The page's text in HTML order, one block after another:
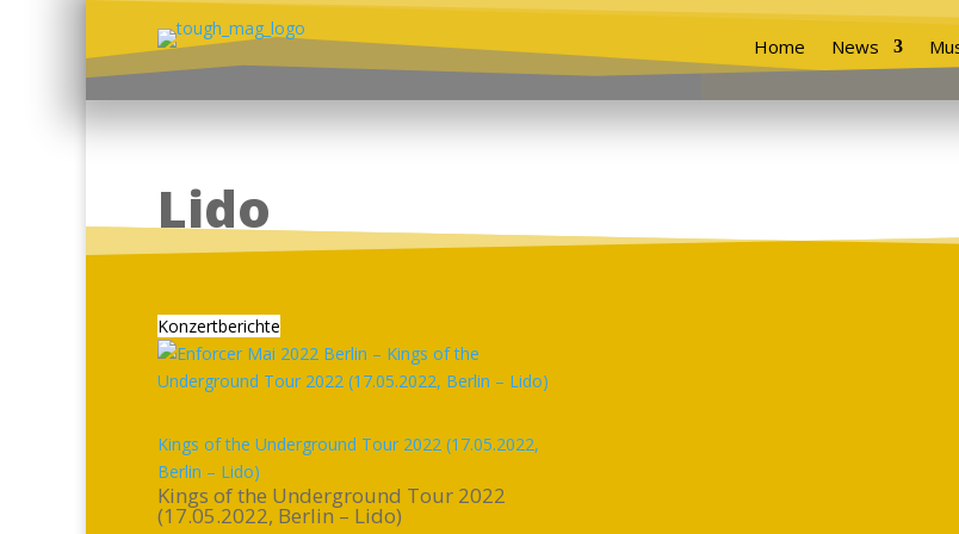
Home News
Lido
Konzertberichte
Kings of the Underground Tour 2022 (17.05.2022,
Berlin – Lido)
Kings of the Underground Tour 2022
(17.05.2022, Berlin – Lido)